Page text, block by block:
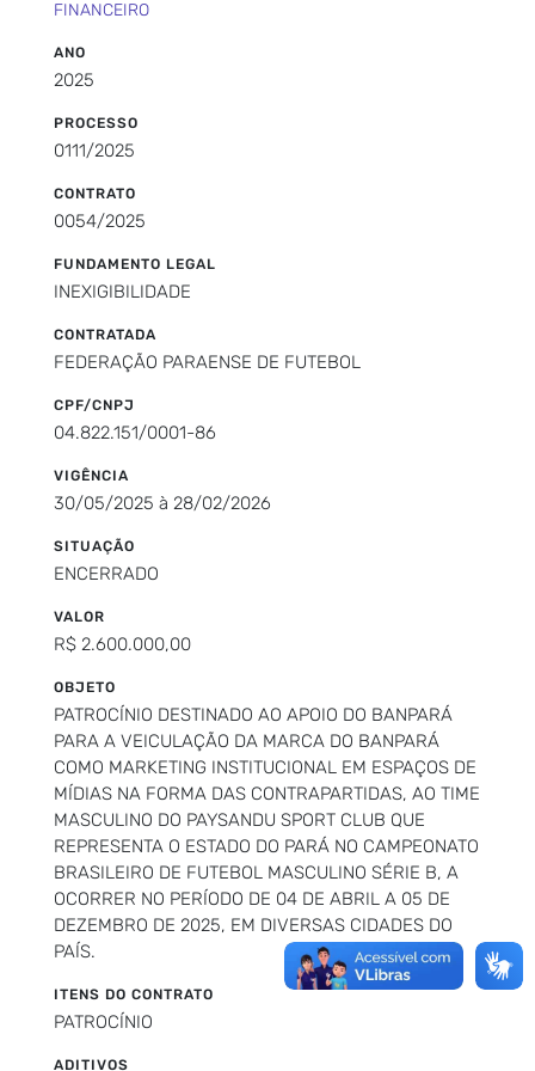
FINANCEIRO
ANO
2025
PROCESSO
0111/2025
CONTRATO
0054/2025
FUNDAMENTO LEGAL
INEXIGIBILIDADE
CONTRATADA
FEDERAÇÃO PARAENSE DE FUTEBOL
CPF/CNPJ
04.822.151/0001-86
VIGÊNCIA
30/05/2025 à 28/02/2026
SITUAÇÃO
ENCERRADO
VALOR
R$ 2.600.000,00
OBJETO
PATROCÍNIO DESTINADO AO APOIO DO BANPARÁ
PARA A VEICULAÇÃO DA MARCA DO BANPARÁ
COMO MARKETING INSTITUCIONAL EM ESPAÇOS DE
MÍDIAS NA FORMA DAS CONTRAPARTIDAS, AO TIME
MASCULINO DO PAYSANDU SPORT CLUB QUE
REPRESENTA O ESTADO DO PARÁ NO CAMPEONATO
BRASILEIRO DE FUTEBOL MASCULINO SÉRIE B, A
OCORRER NO PERÍODO DE 04 DE ABRIL A 05 DE
DEZEMBRO DE 2025, EM DIVERSAS CIDADES DO
PAÍS.
ITENS DO CONTRATO
PATROCÍNIO
ADITIVOS